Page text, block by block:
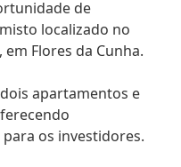
de
localizado no
Flores da Cunha.
apartamentos e
os investidores.